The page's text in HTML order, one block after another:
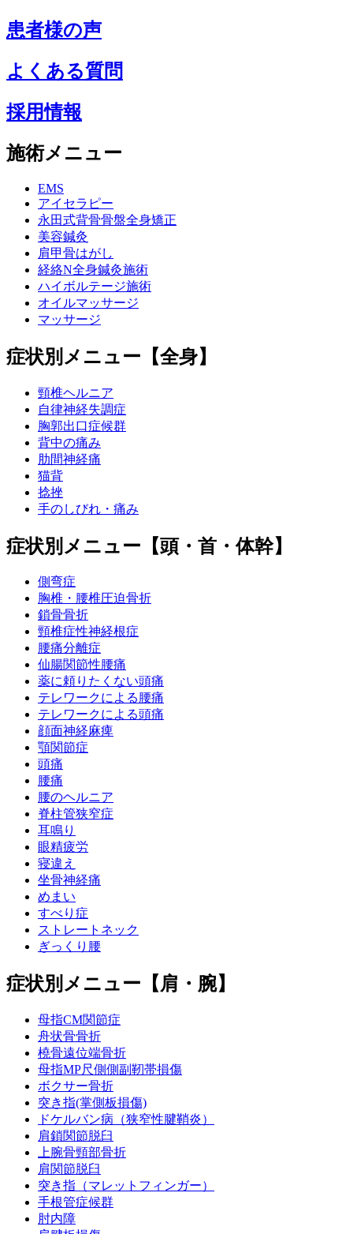
患者様の声
よくある質問
採用情報
施術メニュー
EMS
アイセラピー
永田式背骨骨盤全身矯正
美容鍼灸
肩甲骨はがし
経絡N全身鍼灸施術
ハイボルテージ施術
オイルマッサージ
マッサージ
症状別メニュー【全身】
頸椎ヘルニア
自律神経失調症
胸郭出口症候群
背中の痛み
肋間神経痛
猫背
捻挫
手のしびれ・痛み
症状別メニュー【頭・首・体幹】
側弯症
胸椎・腰椎圧迫骨折
鎖骨骨折
頸椎症性神経根症
腰痛分離症
仙腸関節性腰痛
薬に頼りたくない頭痛
テレワークによる腰痛
テレワークによる頭痛
顔面神経麻痺
顎関節症
頭痛
腰痛
腰のヘルニア
脊柱管狭窄症
耳鳴り
眼精疲労
寝違え
坐骨神経痛
めまい
すべり症
ストレートネック
ぎっくり腰
症状別メニュー【肩・腕】
母指CM関節症
舟状骨骨折
橈骨遠位端骨折
母指MP尺側側副靭帯損傷
ボクサー骨折
突き指(掌側板損傷)
ドケルバン病（狭窄性腱鞘炎）
肩鎖関節脱臼
上腕骨頸部骨折
肩関節脱臼
突き指（マレットフィンガー）
手根管症候群
肘内障